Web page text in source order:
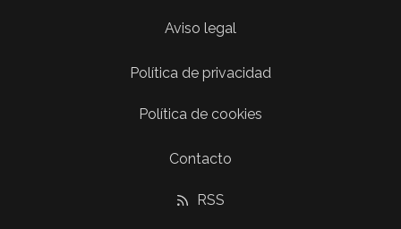
Aviso legal
Política de privacidad
Política de cookies
Contacto
RSS